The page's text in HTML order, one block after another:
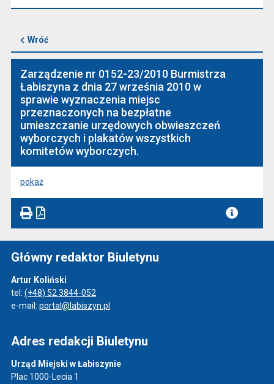
Wróć
Zarządzenie nr 0152-23/2010 Burmistrza
Łabiszyna z dnia 27 września 2010 w
sprawie wyznaczenia miejsc
przeznaczonych na bezpłatne
umieszczanie urzędowych obwieszczeń
wyborczych i plakatów wszystkich
komitetów wyborczych.
pokaż
Główny redaktor Biuletynu
Artur Koliński
tel: (+48) 52 3844-052
e-mail: portal@labiszyn.pl
Adres redakcji Biuletynu
Urząd Miejski w Łabiszynie
Plac 1000-Lecia 1